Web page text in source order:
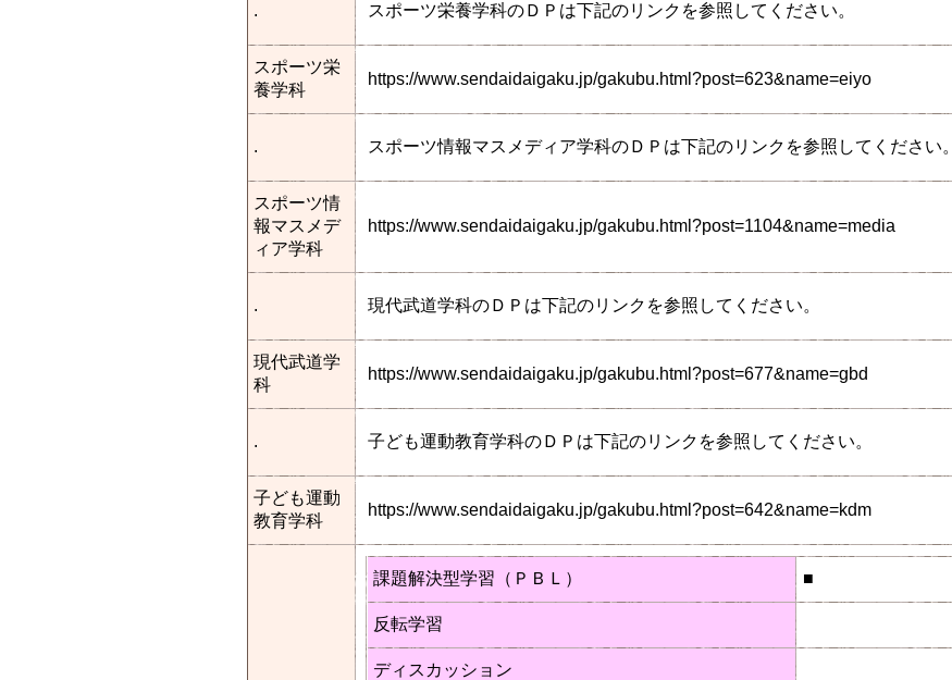
. スポーツ栄養学科のＤＰは下記のリンクを参照してください。
スポーツ栄
養学科
https://www.sendaidaigaku.jp/gakubu.html?post=623&name=eiyo
. スポーツ情報マスメディア学科のＤＰは下記のリンクを参照してください。
スポーツ情
報マスメデ
ィア学科
https://www.sendaidaigaku.jp/gakubu.html?post=1104&name=media
. 現代武道学科のＤＰは下記のリンクを参照してください。
現代武道学
科
https://www.sendaidaigaku.jp/gakubu.html?post=677&name=gbd
. 子ども運動教育学科のＤＰは下記のリンクを参照してください。
子ども運動
教育学科
https://www.sendaidaigaku.jp/gakubu.html?post=642&name=kdm
課題解決型学習（ＰＢＬ） ■
反転学習
ディスカッション